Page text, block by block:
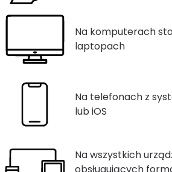
Na komputerach
laptopach
Na telefonach z
lub iOS
Na wszystkich
obsługujących